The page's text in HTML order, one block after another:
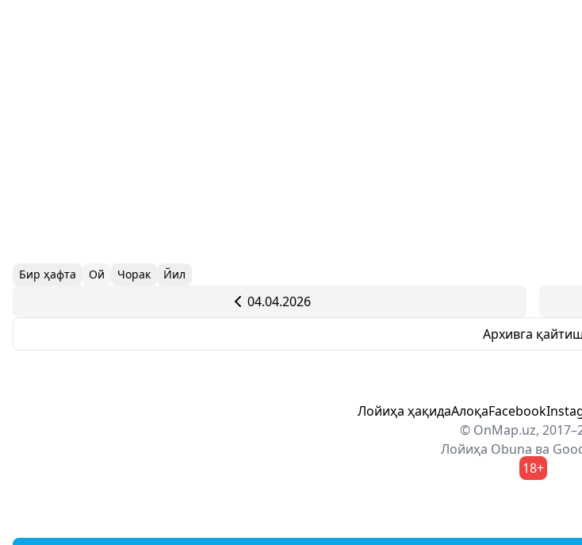
Бир ҳафта Ой Чорак Йил
04.04.2026
Архивга қайтиш
Лойиҳа ҳақидаАлоқаFacebook
© OnMap.uz,
Лойиҳа Obuna ва
18+